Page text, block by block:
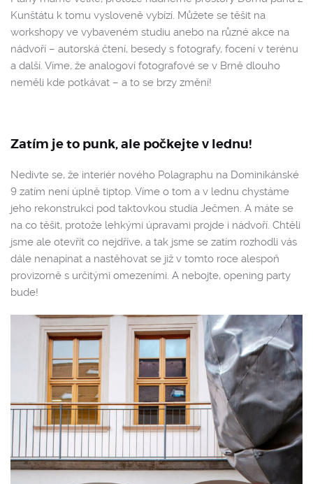
Kunštátu k tomu vysloveně vybízí. Můžete se těšit na
workshopy ve vybaveném studiu anebo na různé akce na
nádvoří – autorská čtení, besedy s fotografy, focení v terénu
a další. Víme, že analogoví fotografové se v Brně dlouho
neměli kde potkávat – a to se brzy změní!
Zatím je to punk, ale počkejte v lednu!
Nedivte se, že interiér nového Polagraphu na Dominikánské
9 zatím není úplně tiptop. Víme o tom a v lednu chystáme
jeho rekonstrukci pod taktovkou studia Ječmen. A máte se
na co těšit, protože lehkými úpravami projde i nádvoří. Chtěli
jsme ale otevřít co nejdříve, a tak jsme se zatím rozhodli vás
dále nenapínat a nastěhovat se již v tomto roce alespoň
provizorně s určitými omezeními. A nebojte, opening party
bude!